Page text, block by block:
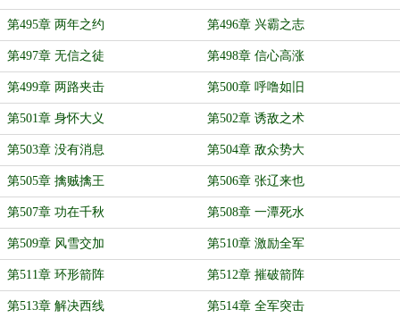
第495章 两年之约 第496章 兴霸之志
第497章 无信之徒 第498章 信心高涨
第499章 两路夹击 第500章 呼噜如旧
第501章 身怀大义 第502章 诱敌之术
第503章 没有消息 第504章 敌众势大
第505章 擒贼擒王 第506章 张辽来也
第507章 功在千秋 第508章 一潭死水
第509章 风雪交加 第510章 激励全军
第511章 环形箭阵 第512章 摧破箭阵
第513章 解决西线 第514章 全军突击